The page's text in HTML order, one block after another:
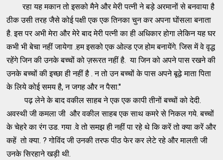
रहा यह मकान तो इसको मैने और मेरी पत्नी ने बड़े अरमानों से बनवाया है
ठीक उसी तरह जैसे कोई पक्षी एक एक तिनका चुन कर अपना घोंसला बनाता
है. इस पर अभी मेरा और मेरे बाद मेरी पत्नी का ही अधिकार होगा लेकिन यह घर
कभी भी बेचा नहीं जायेगा .हम इसको एक ओल्ड एज होम बनायेंगे. जिस में वे वृद्ध
रहेंगे जिन की उनके बच्चों को ज़रूरत नहीं है. या जिन को अपने पास रखने की
उनके बच्चों की इच्छा ही नहीं है . न तो उन बच्चों के पास अपने बूढ़े माता पिता
के लिये कोई समय है, न जगह और न पैसा."
पढ़ लेने के बाद वकील साहब ने एक एक कापी तीनों बच्चों को देदी.
अवस्थी जी कमला जी और वकील साहब एक साथ कमरे से निकल गये. बच्चों
के चेहरे का रंग उड. गया .वे तो समझ ही नहीं पा रहे थे कि करें तो क्या करें और
कहें तो क्या. ? गोविंद जी उनकी तरफ पीठ फेर कर लेटे रहे और मालती जी
उनके सिरहाने खड़ी थी.